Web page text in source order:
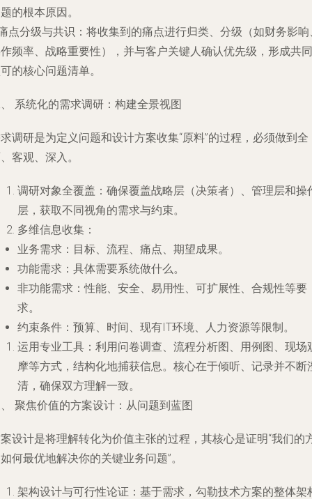
的根本原因。
点分级与共识 ：将收集到的痛点进行归类、分级（如财务影响
频率、战略重要性），并与客户关键人确认优先级，形成共同
的核心问题清单。
系统化的需求调研：构建全景视图
调研是为定义问题和设计方案收集“原料”的过程，必须做到全
客观、深入。
调研对象全覆盖 ：确保覆盖战略层（决策者）、管理层和操
层，获取不同视角的需求与约束。
多维信息收集 ：
业务需求 ：目标、流程、痛点、期望成果。
功能需求 ：具体需要系统做什么。
非功能需求 ：性能、安全、易用性、可扩展性、合规性等要
求。
约束条件 ：预算、时间、现有IT环境、人力资源等限制。
运用专业工具 ：利用问卷调查、流程分析图、用例图、现场
摩等方式，结构化地捕获信息。核心在于倾听、记录并不断
清，确保双方理解一致。
聚焦价值的方案设计：从问题到蓝图
设计是将理解转化为价值主张的过程，其核心是证明“我们的
何最优地解决你的关键业务问题”。
架构设计与可行性论证 ：基于需求，勾勒技术方案的整体架